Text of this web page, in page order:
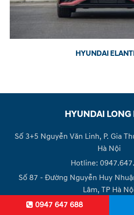
HYUNDAI
HYUNDAI LONG
Số 3+5 Nguyễn Văn Linh, P. Gia
Hà Nội
Hotline:
Số 87 - Đường Nguyễn Huy
Lâm, TP Hà
Hotline:
0947 647 688